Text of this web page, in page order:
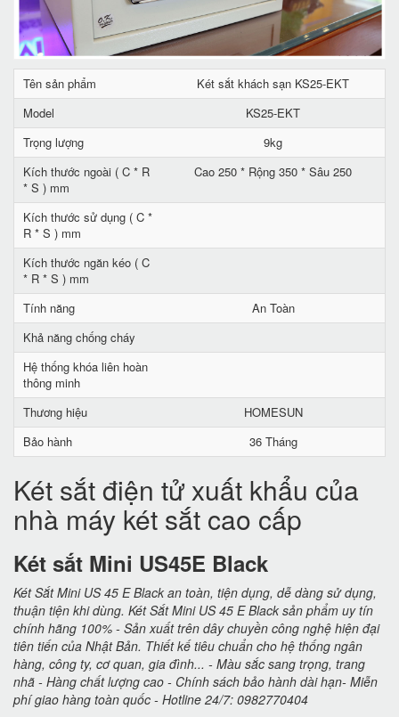
Tên sản phẩm
Két sắt khách sạn KS25-EKT
Model
KS25-EKT
Trọng lượng
9kg
Kích thước ngoài ( C * R
* S ) mm
Cao 250 * Rộng 350 * Sâu 250
Kích thước sử dụng ( C *
R * S ) mm
Kích thước ngăn kéo ( C
* R * S ) mm
Tính năng
An Toàn
Khả năng chống cháy
Hệ thống khóa liên hoàn
thông minh
Thương hiệu
HOMESUN
Bảo hành
36 Tháng
Két sắt điện tử xuất khẩu của
nhà máy két sắt cao cấp
Két sắt Mini US45E Black
Két Sắt Mini US 45 E Black an toàn, tiện dụng, dễ dàng sử dụng,
thuận tiện khi dùng. Két Sắt Mini US 45 E Black sản phẩm uy tín
chính hãng 100% - Sản xuất trên dây chuyền công nghệ hiện đại
tiên tiến của Nhật Bản. Thiết kế tiêu chuẩn cho hệ thống ngân
hàng, công ty, cơ quan, gia đình... - Màu sắc sang trọng, trang
nhã - Hàng chất lượng cao - Chính sách bảo hành dài hạn- Miễn
phí giao hàng toàn quốc - Hotline 24/7: 0982770404